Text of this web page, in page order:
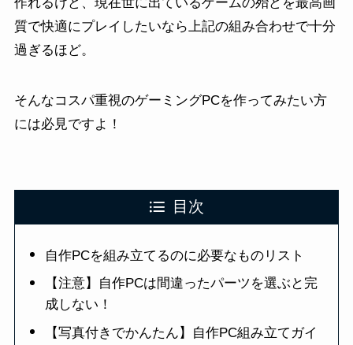
質で快適にプレイしたいなら上記の組み合わせで十分
過ぎるほど。
そんなコスパ重視のゲーミングPCを作ってみたい方
には必見ですよ！
目次
自作PCを組み立てるのに必要なものリスト
【注意】自作PCは間違ったパーツを選ぶと完
成しない！
【写真付きでかんたん】自作PC組み立てガイ